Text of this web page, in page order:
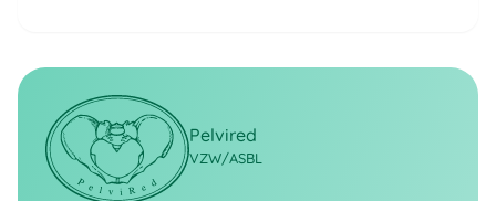
Pelvired
VZW/ASBL